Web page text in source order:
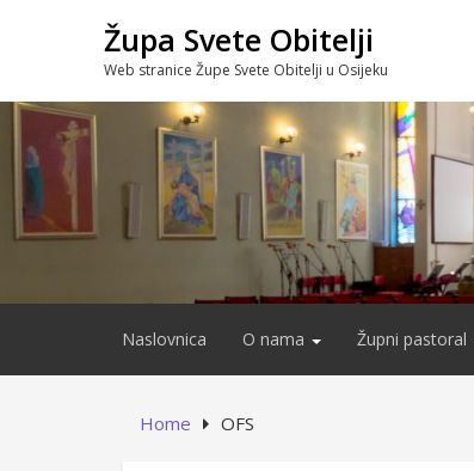
Župa Svete Obitelji
Web stranice Župe Svete Obitelji u Osijeku
Naslovnica O nama Župni pastoral
Home OFS